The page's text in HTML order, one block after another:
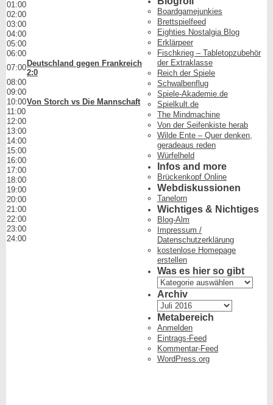
01:00
02:00
03:00
04:00
05:00
06:00
07:00 Deutschland gegen Frankreich
2:0
08:00
09:00
10:00Von Storch vs Die Mannschaft
11:00
12:00
13:00
14:00
15:00
16:00
17:00
18:00
19:00
20:00
21:00
22:00
23:00
24:00
Boardgamejunkies
Brettspielfeed
Eighties Nostalgia Blog
Erklärpeer
Fischkrieg – Tabletopzubehör
der Extraklasse
Reich der Spiele
Schwalbenflug
Spiele-Akademie.de
Spielkult.de
The Mindmachine
Von der Seifenkiste herab
Wilde Ente – Quer denken,
geradeaus reden
Würfelheld
Infos and more
Brückenkopf Online
Webdiskussionen
Tanelorn
Wichtiges & Nichtiges
Blog-Alm
Impressum /
Datenschutzerklärung
kostenlose Homepage
erstellen
Was es hier so gibt
Was
es
hier
so
gibt
Archiv
Archiv
Metabereich
Anmelden
Eintrags-Feed
Kommentar-Feed
WordPress.org